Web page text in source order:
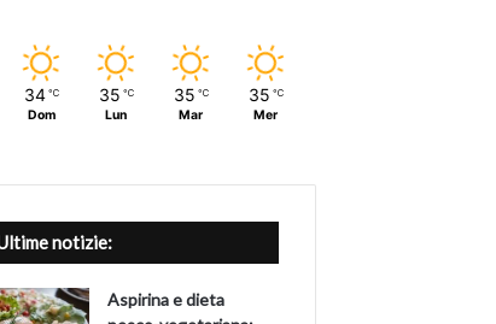
34 ℃
Dom
35 ℃
Lun
35 ℃
Mar
35 ℃
Mer
notizie:
Aspirina e dieta